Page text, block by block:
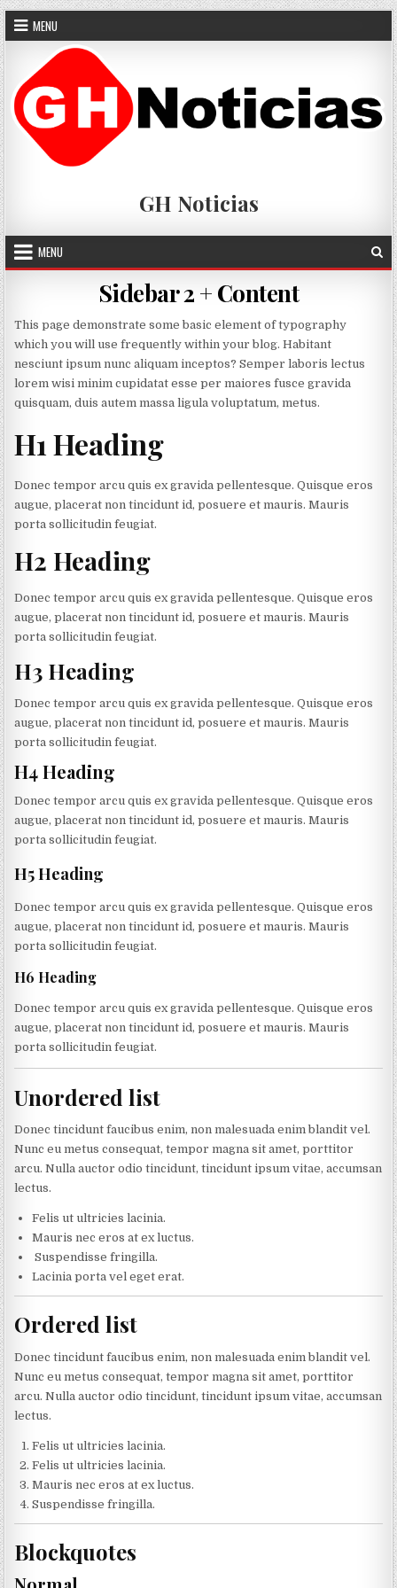
Skip
to
content
MENU
GH Noticias
MENU
Sidebar 2 + Content
This page demonstrate some basic element of typography
which you will use frequently within your blog. Habitant
nesciunt ipsum nunc aliquam inceptos? Semper laboris lectus
lorem wisi minim cupidatat esse per maiores fusce gravida
quisquam, duis autem massa ligula voluptatum, metus.
H1 Heading
Donec tempor arcu quis ex gravida pellentesque. Quisque eros
augue, placerat non tincidunt id, posuere et mauris. Mauris
porta sollicitudin feugiat.
H2 Heading
Donec tempor arcu quis ex gravida pellentesque. Quisque eros
augue, placerat non tincidunt id, posuere et mauris. Mauris
porta sollicitudin feugiat.
H3 Heading
Donec tempor arcu quis ex gravida pellentesque. Quisque eros
augue, placerat non tincidunt id, posuere et mauris. Mauris
porta sollicitudin feugiat.
H4 Heading
Donec tempor arcu quis ex gravida pellentesque. Quisque eros
augue, placerat non tincidunt id, posuere et mauris. Mauris
porta sollicitudin feugiat.
H5 Heading
Donec tempor arcu quis ex gravida pellentesque. Quisque eros
augue, placerat non tincidunt id, posuere et mauris. Mauris
porta sollicitudin feugiat.
H6 Heading
Donec tempor arcu quis ex gravida pellentesque. Quisque eros
augue, placerat non tincidunt id, posuere et mauris. Mauris
porta sollicitudin feugiat.
Unordered list
Donec tincidunt faucibus enim, non malesuada enim blandit vel.
Nunc eu metus consequat, tempor magna sit amet, porttitor
arcu. Nulla auctor odio tincidunt, tincidunt ipsum vitae, accumsan
lectus.
Felis ut ultricies lacinia.
Mauris nec eros at ex luctus.
Suspendisse fringilla.
Lacinia porta vel eget erat.
Ordered list
Donec tincidunt faucibus enim, non malesuada enim blandit vel.
Nunc eu metus consequat, tempor magna sit amet, porttitor
arcu. Nulla auctor odio tincidunt, tincidunt ipsum vitae, accumsan
lectus.
Felis ut ultricies lacinia.
Felis ut ultricies lacinia.
Mauris nec eros at ex luctus.
Suspendisse fringilla.
Blockquotes